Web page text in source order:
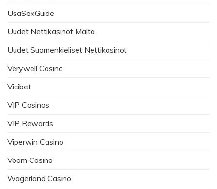
UsaSexGuide
Uudet Nettikasinot Malta
Uudet Suomenkieliset Nettikasinot
Verywell Casino
Vicibet
VIP Casinos
VIP Rewards
Viperwin Casino
Voom Casino
Wagerland Casino